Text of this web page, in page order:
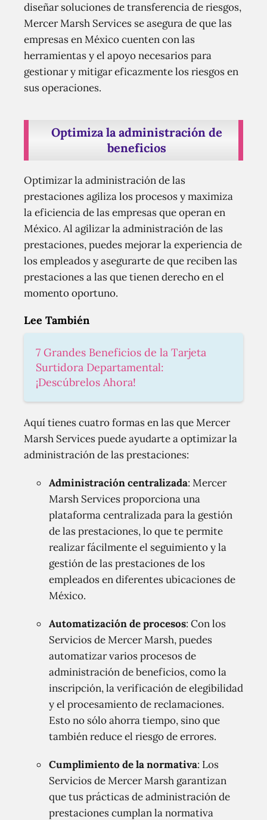
diseñar soluciones de transferencia de riesgos,
Mercer Marsh Services se asegura de que las
empresas en México cuenten con las
herramientas y el apoyo necesarios para
gestionar y mitigar eficazmente los riesgos en
sus operaciones.
Optimiza la administración de
beneficios
Optimizar la administración de las
prestaciones agiliza los procesos y maximiza
la eficiencia de las empresas que operan en
México. Al agilizar la administración de las
prestaciones, puedes mejorar la experiencia de
los empleados y asegurarte de que reciben las
prestaciones a las que tienen derecho en el
momento oportuno.
Lee También
7 Grandes Beneficios de la Tarjeta
Surtidora Departamental:
¡Descúbrelos Ahora!
Aquí tienes cuatro formas en las que Mercer
Marsh Services puede ayudarte a optimizar la
administración de las prestaciones:
Administración centralizada: Mercer
Marsh Services proporciona una
plataforma centralizada para la gestión
de las prestaciones, lo que te permite
realizar fácilmente el seguimiento y la
gestión de las prestaciones de los
empleados en diferentes ubicaciones de
México.
Automatización de procesos: Con los
Servicios de Mercer Marsh, puedes
automatizar varios procesos de
administración de beneficios, como la
inscripción, la verificación de elegibilidad
y el procesamiento de reclamaciones.
Esto no sólo ahorra tiempo, sino que
también reduce el riesgo de errores.
Cumplimiento de la normativa: Los
Servicios de Mercer Marsh garantizan
que tus prácticas de administración de
prestaciones cumplan la normativa